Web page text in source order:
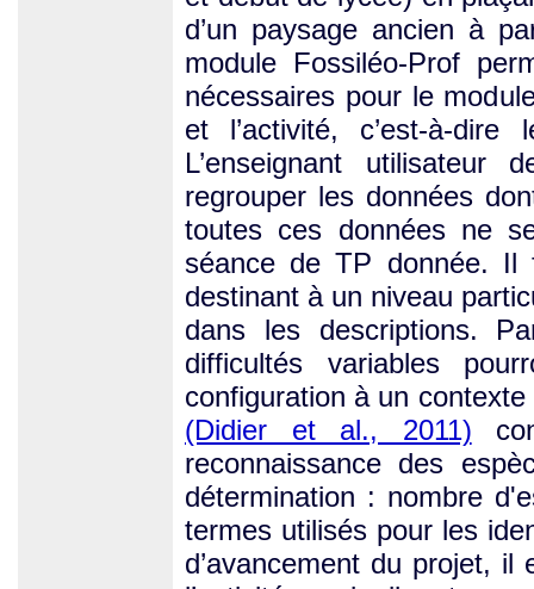
d’un paysage ancien à
module Fossiléo-Prof
nécessaires pour le
et l’activité, c’est-à-
L’enseignant utilisateur
regrouper les données
toutes ces données ne
séance de TP donnée. Il
destinant à un niveau
dans les descriptions.
difficultés variables
configuration à un
(Didier et al., 2011)
reconnaissance des
détermination : nombre
termes utilisés pour les
d’avancement du projet, il